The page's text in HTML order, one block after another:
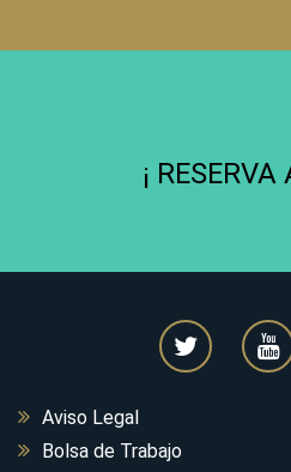
¡
Aviso Legal
Bolsa de Trabajo